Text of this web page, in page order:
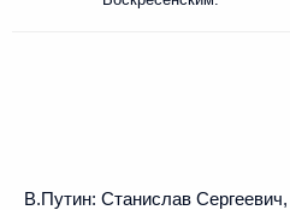
В.Путин: Станислав